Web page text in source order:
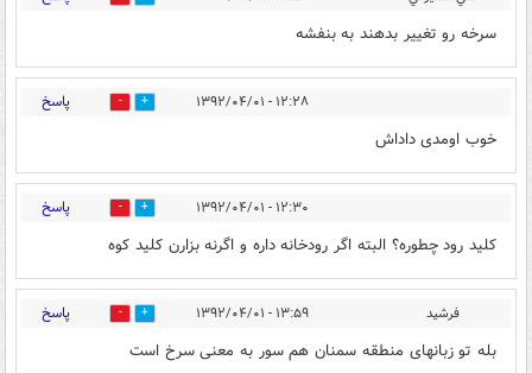
سرخه رو تغيير بدهند به بنفشه
۱۲:۲۸ - ۱۳۹۲/۰۴/۰۱ 0 پاسخ
خوب اومدی داداش
۱۲:۳۰ - ۱۳۹۲/۰۴/۰۱ 0 پاسخ
کلید رود چطوره؟ البته اگر رودخانه داره و اگرنه بزارن کلید کوه
فرشید ۱۳:۵۹ - ۱۳۹۲/۰۴/۰۱ 0 پاسخ
بله تو زبانهای منطقه سمنان هم سور به معنی سرخ است